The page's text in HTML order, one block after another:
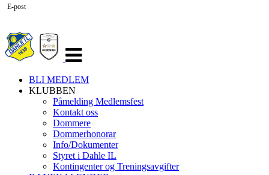
navigasjon
BLI MEDLEM
KLUBBEN
Påmelding Medlemsfest
Kontakt oss
Dommere
Dommerhonorar
Info/Dokumenter
Styret i Dahle IL
Kontingenter og Treningsavgifter
E-post